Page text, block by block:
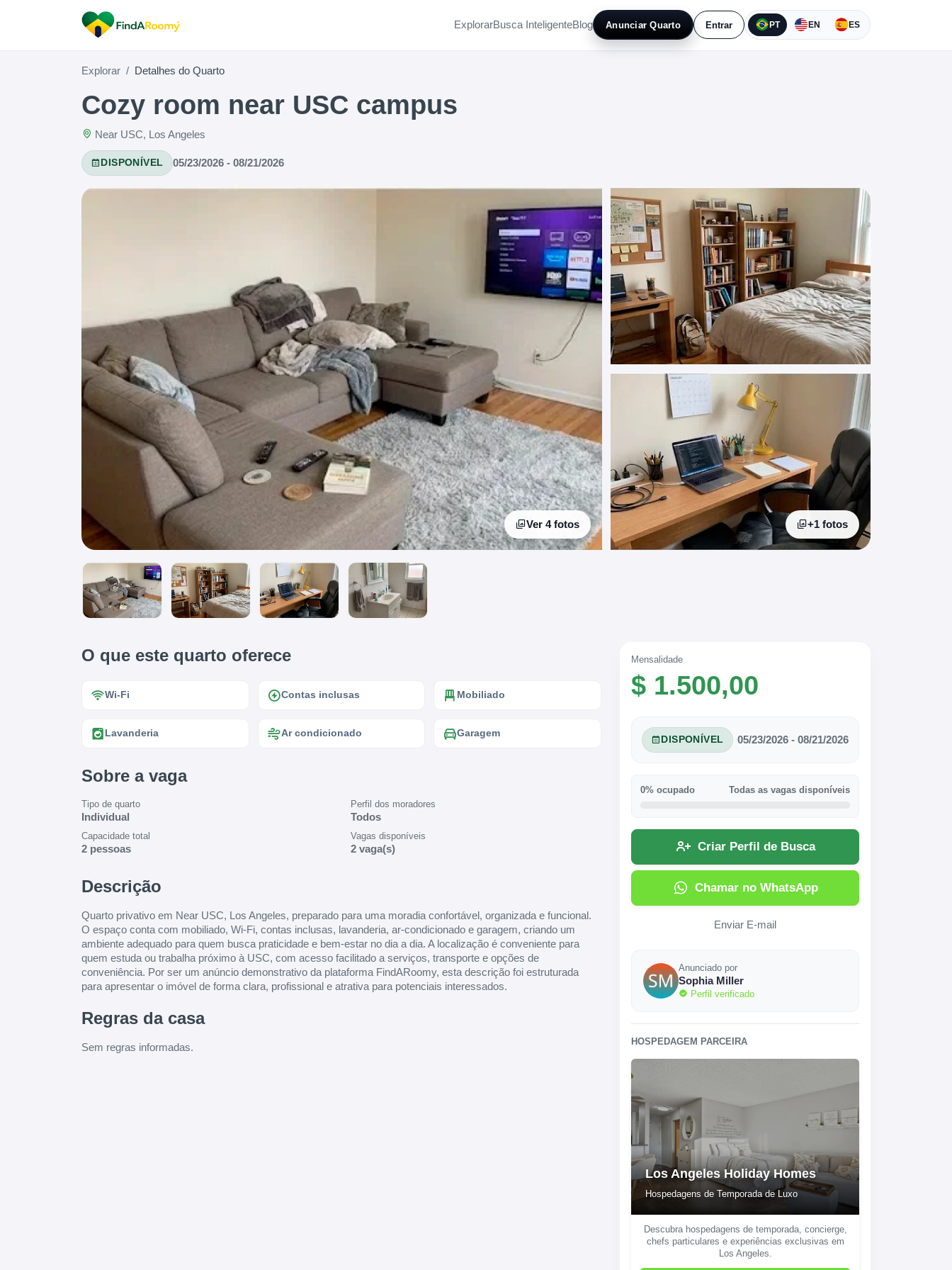
ExplorarBusca InteligenteBlog Anunciar Quarto Entrar PT EN ES
Explorar Detalhes do Quarto
Cozy room near USC campus
Near USC, Los Angeles
DISPONÍVEL 05/23/2026 - 08/21/2026
Ver 4 fotos +1 fotos
O que este quarto oferece
Wi-Fi Contas inclusas Mobiliado
Lavanderia Ar condicionado Garagem
Sobre a vaga
Tipo de quarto
Individual
Perfil dos moradores
Todos
Capacidade total
2 pessoas
Vagas disponíveis
2 vaga(s)
Descrição
Quarto privativo em Near USC, Los Angeles, preparado para uma moradia confortável, organizada e funcional.
O espaço conta com mobiliado, Wi-Fi, contas inclusas, lavanderia, ar-condicionado e garagem, criando um
ambiente adequado para quem busca praticidade e bem-estar no dia a dia. A localização é conveniente para
quem estuda ou trabalha próximo à USC, com acesso facilitado a serviços, transporte e opções de
conveniência. Por ser um anúncio demonstrativo da plataforma FindARoomy, esta descrição foi estruturada
para apresentar o imóvel de forma clara, profissional e atrativa para potenciais interessados.
Regras da casa
Sem regras informadas.
Mensalidade
$ 1.500,00
DISPONÍVEL 05/23/2026 - 08/21/2026
0% ocupado Todas as vagas disponíveis
Criar Perfil de Busca
Chamar no WhatsApp
Enviar E-mail
Anunciado por
Sophia Miller
Perfil verificado
HOSPEDAGEM PARCEIRA
Los Angeles Holiday Homes
Hospedagens de Temporada de Luxo
Descubra hospedagens de temporada, concierge,
chefs particulares e experiências exclusivas em
Los Angeles.